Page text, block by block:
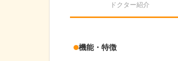
ドクター紹介
機能・特徴